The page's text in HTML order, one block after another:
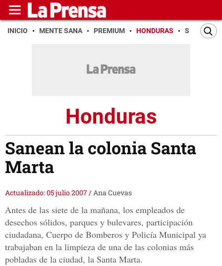
INICIO MENTE SANA PREMIUM HONDURAS SAN PEDRO
Honduras
Sanean la colonia Santa
Marta
Actualizado: 05 julio 2007/Ana Cuevas
Antes de las siete de la mañana, los empleados de
desechos sólidos, parques y bulevares, participación
ciudadana, Cuerpo de Bomberos y Policía Municipal ya
trabajaban en la limpieza de una de las colonias más
pobladas de la ciudad, la Santa Marta.